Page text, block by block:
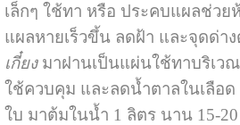
เล็กๆ ใช้ทา หรือ ประคบแผลช่วย
แผลหายเร็วขึ้น ลดฝ้า และจุดด่า
เกี๋ยง มาฝานเป็นแผ่นใช้ทาบริเว
ใช้ควบคุม และลดน้ำตาลในเลือด
ใบ มาต้มในน้ำ 1 ลิตร นาน 15-